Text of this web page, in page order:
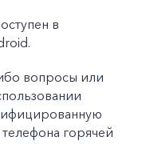
в
вопросы или
горячей